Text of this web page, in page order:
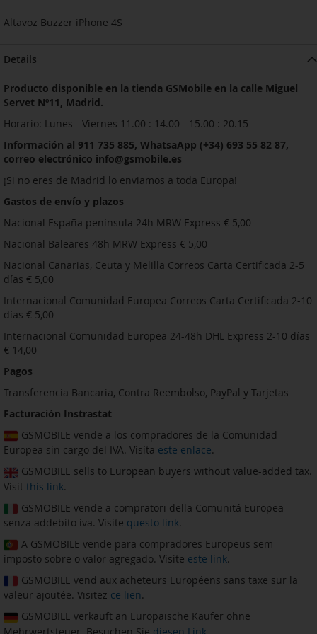
Altavoz Buzzer iPhone 4S
Details
Producto disponible en la tienda GSMobile en la calle Miguel
Servet Nº11, Madrid.
Horario: Lunes - Viernes 11.00 : 14.00 - 15.00 : 20.15
Información al 911 735 885, WhatsaApp (+34) 693 55 82 87,
correo electrónico info@gsmobile.es
¡Si no eres de Madrid lo enviamos a toda Europa!
Gastos de envío y plazos
Nacional España península 24h MRW Express € 5,00
Nacional Baleares 48h MRW Express € 5,00
Nacional Canarias, Ceuta y Melilla Correos Carta Certificada 2-5
días € 5,00
Internacional Comunidad Europea Correos Carta Certificada 2-10
días € 5,00
Internacional Comunidad Europea 24-48h DHL Express 2-10 días
€ 14,00
Pagos
Transferencia Bancaria, Contra Reembolso, PayPal y Tarjetas
Facturación Instrastat
GSMOBILE vende a los compradores de la Comunidad
Europea sin cargo del IVA. Visíta este enlace.
GSMOBILE sells to European buyers without value-added tax.
Visit this link.
GSMOBILE vende a compratori della Comunitá Europea
senza addebito iva. Visite questo link.
A GSMOBILE vende para compradores Europeus sem
imposto sobre o valor agregado. Visite este link.
GSMOBILE vend aux acheteurs Européens sans taxe sur la
valeur ajoutée. Visitez ce lien.
GSMOBILE verkauft an Europäische Käufer ohne
Mehrwertsteuer. Besuchen Sie diesen Link.